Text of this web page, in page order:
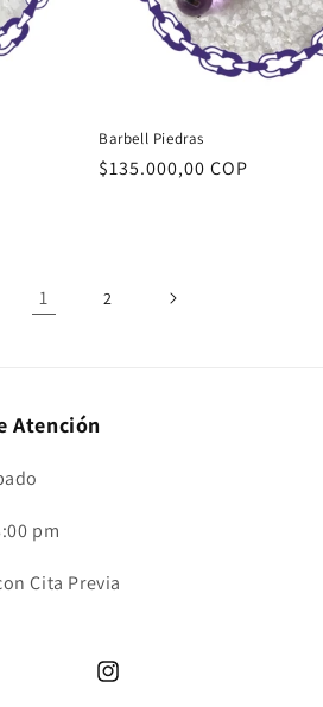
Barbell Piedras
Precio
$135.000,00 COP
1 2
Atención
pm
Cita Previa
Instagram